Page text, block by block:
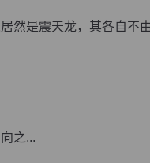
是震天龙，其各自不
之...